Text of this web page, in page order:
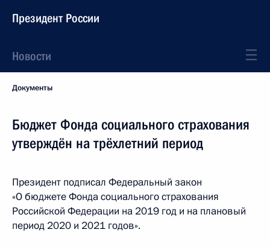
Президент России
Новости
Документы
Бюджет Фонда социального страхования
утверждён на трёхлетний период
Президент подписал Федеральный закон
«О бюджете Фонда социального страхования
Российской Федерации на 2019 год и на плановый
период 2020 и 2021 годов».